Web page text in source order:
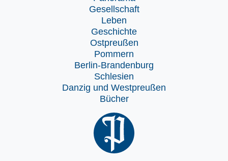
Gesellschaft
Leben
Geschichte
Ostpreußen
Pommern
Berlin-Brandenburg
Schlesien
Danzig und Westpreußen
Bücher